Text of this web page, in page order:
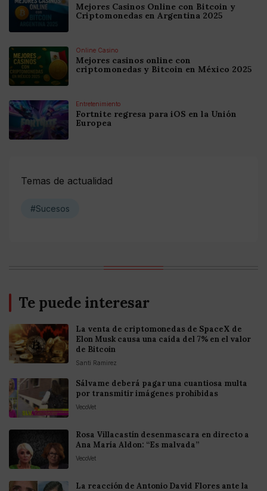
Mejores Casinos Online con Bitcoin y
Criptomonedas en Argentina 2025
Online Casino
Mejores casinos online con
criptomonedas y Bitcoin en México 2025
Entretenimiento
Fortnite regresa para iOS en la Unión
Europea
Temas de actualidad
#Sucesos
Te puede interesar
La venta de criptomonedas de SpaceX de
Elon Musk causa una caída del 7% en el valor
de Bitcoin
Santi Ramirez
Sálvame deberá pagar una cuantiosa multa
por transmitir imágenes prohibidas
VecoVet
Rosa Villacastín desenmascara en directo a
Ana María Aldon: “Es malvada”
VecoVet
La reacción de Antonio David Flores ante la